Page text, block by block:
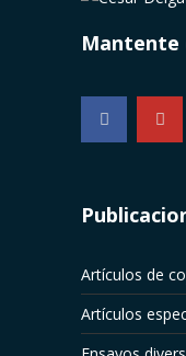
Mantente
...
Artículos de
Artículos